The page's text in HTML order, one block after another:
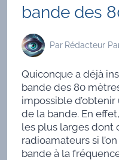
bande des
Par Rédacteur
Quiconque a déjà
bande des 80
impossible d’obtenir
de la bande. En
les plus larges dont
radioamateurs si
bande à la